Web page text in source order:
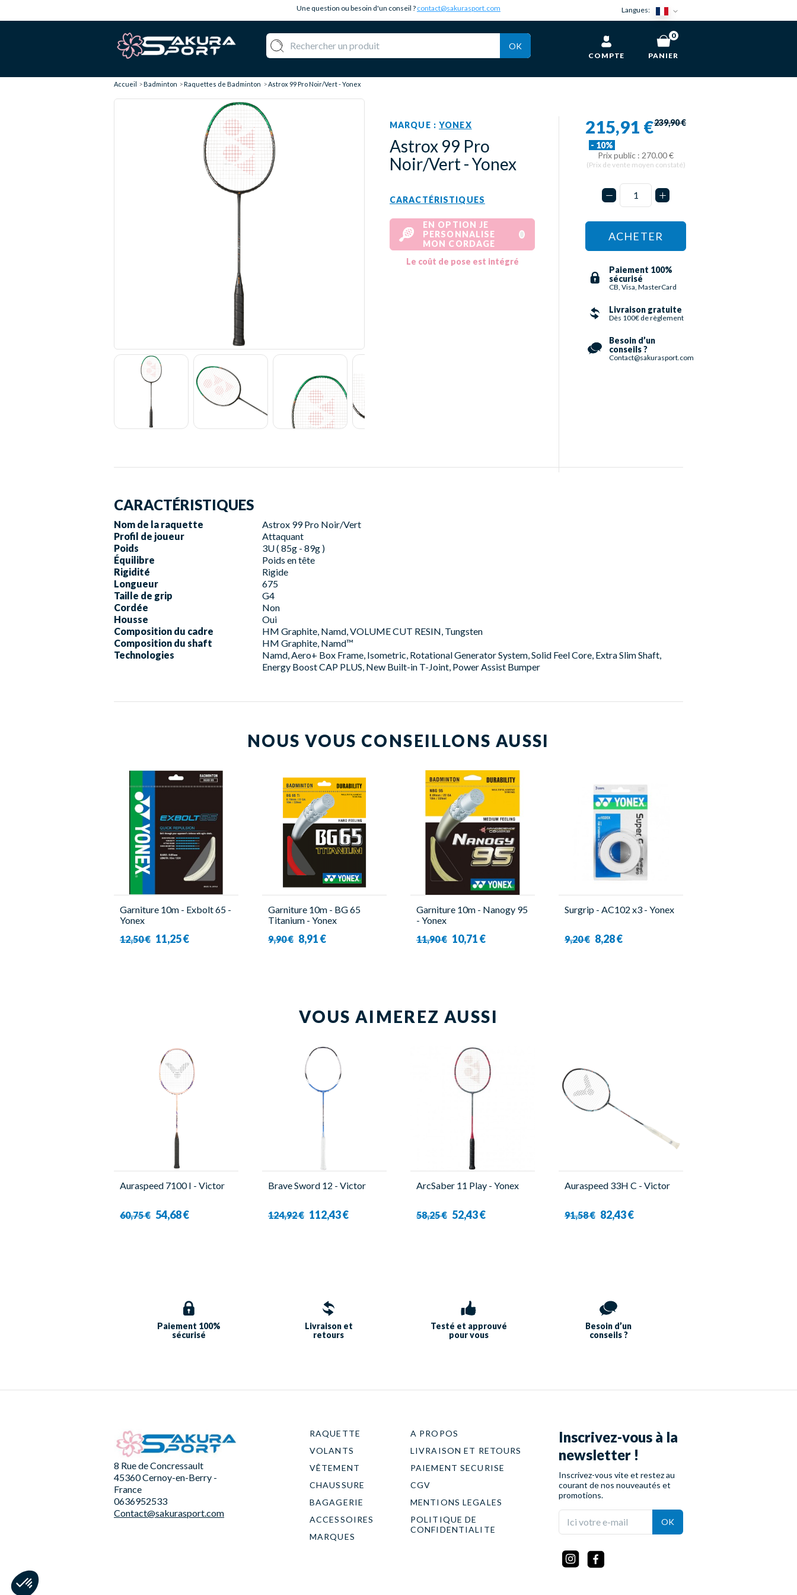
Une question ou besoin d'un conseil ? contact@sakurasport.com Langues:
OK
COMPTE PANIER
0
Accueil Badminton Raquettes de Badminton Astrox 99 Pro Noir/Vert - Yonex
MARQUE :YONEX
Astrox 99 Pro
Noir/Vert - Yonex
CARACTÉRISTIQUES
EN OPTION JE
PERSONNALISE
MON CORDAGE
Le coût de pose est intégré
215,91 €
- 10%
239,90 €
Prix public : 270.00 €
(Prix de vente moyen constaté)
ACHETER
Paiement 100%
sécurisé
CB, Visa, MasterCard
Livraison gratuite
Dès 100€ de règlement
Besoin d’un
conseils ?
Contact@sakurasport.com
CARACTÉRISTIQUES
Nom de la raquette
Astrox 99 Pro Noir/Vert
Profil de joueur
Attaquant
Poids
3U ( 85g - 89g )
Équilibre
Poids en tête
Rigidité
Rigide
Longueur
675
Taille de grip
G4
Cordée
Non
Housse
Oui
Composition du cadre
HM Graphite, Namd, VOLUME CUT RESIN, Tungsten
Composition du shaft
HM Graphite, Namd™
Technologies
Namd, Aero+ Box Frame, Isometric, Rotational Generator System, Solid Feel Core, Extra Slim Shaft,
Energy Boost CAP PLUS, New Built-in T-Joint, Power Assist Bumper
NOUS VOUS CONSEILLONS AUSSI
Garniture 10m - Exbolt 65 -
Yonex
12,50 € 11,25 €
Garniture 10m - BG 65
Titanium - Yonex
9,90 € 8,91 €
Garniture 10m - Nanogy 95
- Yonex
11,90 € 10,71 €
Surgrip - AC102 x3 - Yonex
9,20 € 8,28 €
VOUS AIMEREZ AUSSI
Auraspeed 7100 I - Victor
60,75 € 54,68 €
Brave Sword 12 - Victor
124,92 € 112,43 €
ArcSaber 11 Play - Yonex
58,25 € 52,43 €
Auraspeed 33H C - Victor
91,58 € 82,43 €
Paiement 100%
sécurisé
Livraison et
retours
Testé et approuvé
pour vous
Besoin d’un
conseils ?
8 Rue de Concressault
45360 Cernoy-en-Berry -
France
0636952533
Contact@sakurasport.com
RAQUETTE
VOLANTS
VÊTEMENT
CHAUSSURE
BAGAGERIE
ACCESSOIRES
MARQUES
A PROPOS
LIVRAISON ET RETOURS
PAIEMENT SECURISE
CGV
MENTIONS LEGALES
POLITIQUE DE
CONFIDENTIALITE
Inscrivez-vous à la
newsletter !
Inscrivez-vous vite et restez au
courant de nos nouveautés et
promotions.